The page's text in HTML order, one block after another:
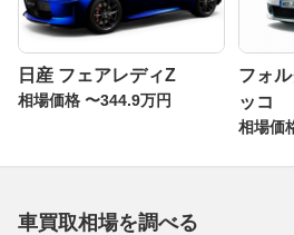
日産 フェアレディZ
相場価格 〜344.9万円
フォ
ッコ
相場価
車買取相場を調べる